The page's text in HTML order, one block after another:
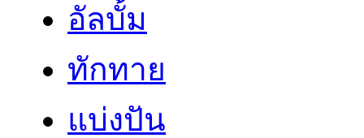
อัลบั้ม
ทักทาย
แบ่งปัน